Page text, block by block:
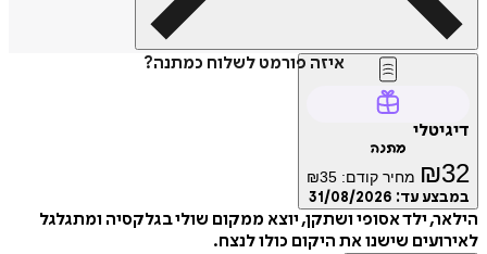
איזה פורמט לשלוח כמתנה?
דיגיטלי
מתנה
₪32 מחיר קודם: ₪35
במבצע עד: 31/08/2026
הילאר, ילד אסופי ושתקן, יוצא ממקום שולי בגלקסיה ומתגלגל
לאירועים שישנו את היקום כולו לנצח.